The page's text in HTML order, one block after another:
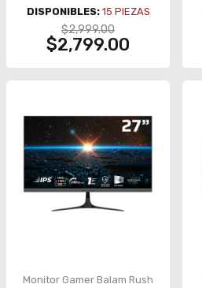
ms, HDR10,
HDMI/DisplayPort – GS27F2
DISPONIBLES: 15 PIEZAS
$2,999.00
$2,799.00
Monitor Gamer Balam Rush